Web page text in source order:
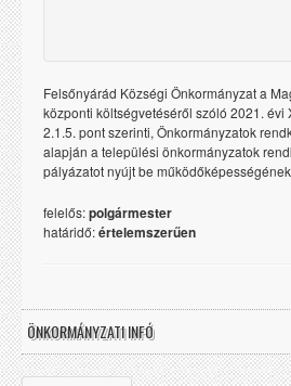
Felsőnyárád Községi Önkormányzat a
központi költségvetéséről szóló 2021. évi
2.1.5. pont szerinti, Önkormányzatok
alapján a települési önkormányzatok
pályázatot nyújt be
felelős:polgármester
határidő:értelemszerűen
ÖNKORMÁNYZATI INFÓ